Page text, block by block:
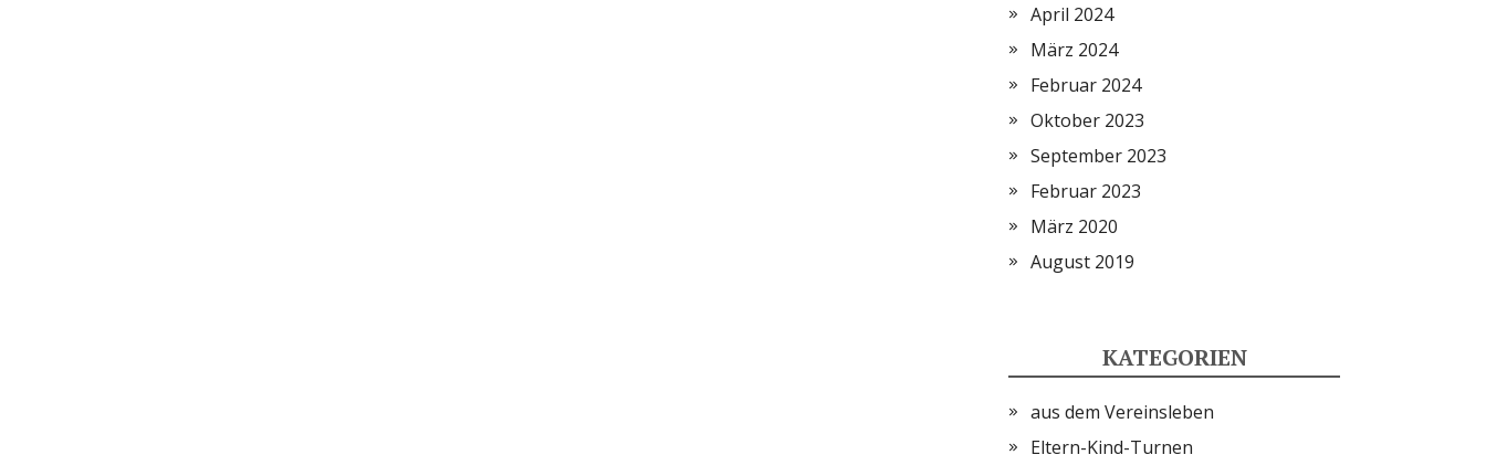
April 2024
März 2024
Februar 2024
Oktober 2023
September 2023
Februar 2023
März 2020
August 2019
KATEGORIEN
aus dem Vereinsleben
Eltern-Kind-Turnen